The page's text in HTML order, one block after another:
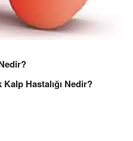
Kalp Hastalığı Nedir?